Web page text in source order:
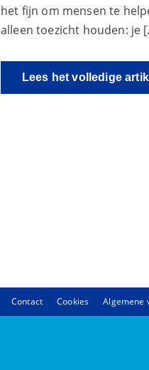
het fijn om mensen te
alleen toezicht houden: je
Lees het volledige
Contact Cookies Algemene